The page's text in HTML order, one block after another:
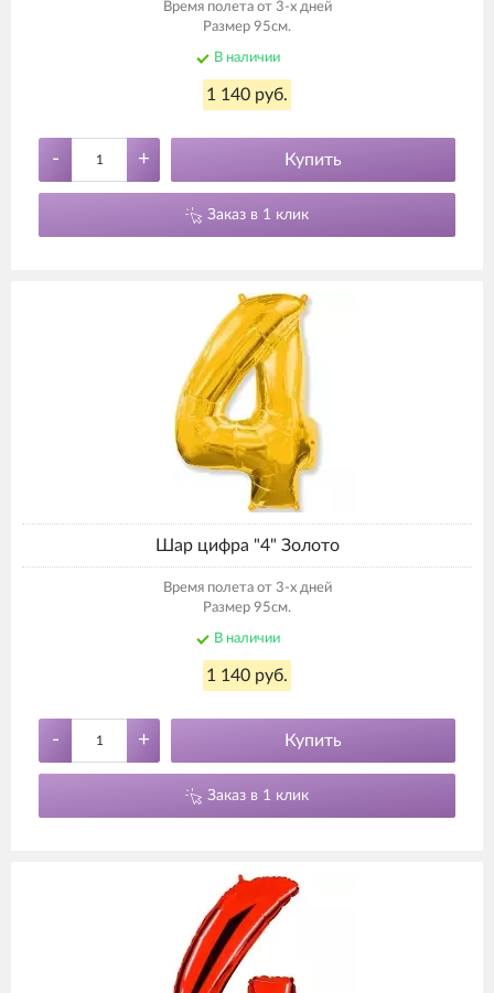
Время полета от 3-х дней
Размер 95см.
В наличии
1 140 руб.
- + Купить
Заказ в 1 клик
Шар цифра "4" Золото
Время полета от 3-х дней
Размер 95см.
В наличии
1 140 руб.
- + Купить
Заказ в 1 клик